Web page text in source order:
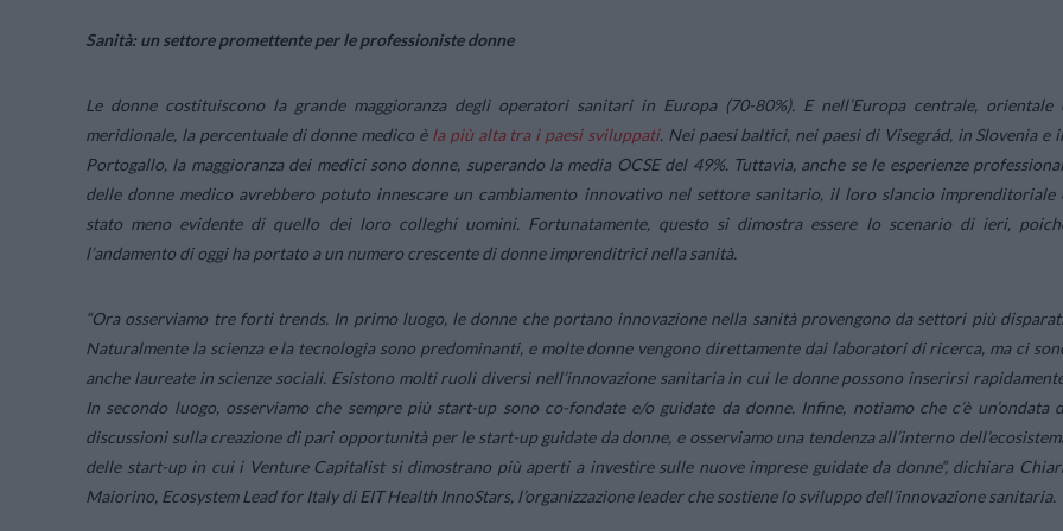
Sanità: un settore promettente per le professioniste donne
Le donne costituiscono la grande maggioranza degli operatori sanitari in Europa (70-80%). E nell’Europa centrale, orientale
meridionale, la percentuale di donne medico è la più alta tra i paesi sviluppati. Nei paesi baltici, nei paesi di Visegrád, in Slovenia e
Portogallo, la maggioranza dei medici sono donne, superando la media OCSE del 49%. Tuttavia, anche se le esperienze
delle donne medico avrebbero potuto innescare un cambiamento innovativo nel settore sanitario, il loro slancio imprenditoriale
stato meno evidente di quello dei loro colleghi uomini. Fortunatamente, questo si dimostra essere lo scenario di ieri,
l’andamento di oggi ha portato a un numero crescente di donne imprenditrici nella sanità.
“Ora osserviamo tre forti trends. In primo luogo, le donne che portano innovazione nella sanità provengono da settori più
Naturalmente la scienza e la tecnologia sono predominanti, e molte donne vengono direttamente dai laboratori di ricerca, ma ci
anche laureate in scienze sociali. Esistono molti ruoli diversi nell’innovazione sanitaria in cui le donne possono inserirsi
In secondo luogo, osserviamo che sempre più start-up sono co-fondate e/o guidate da donne. Infine, notiamo che c’è un’ondata
discussioni sulla creazione di pari opportunità per le start-up guidate da donne, e osserviamo una tendenza all’interno
delle start-up in cui i Venture Capitalist si dimostrano più aperti a investire sulle nuove imprese guidate da donne“, dichiara
Maiorino, Ecosystem Lead for Italy di EIT Health InnoStars, l’organizzazione leader che sostiene lo sviluppo dell’innovazione sanitaria.